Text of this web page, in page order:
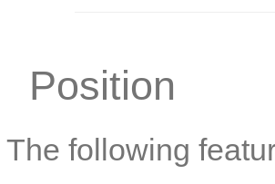
Position
The following